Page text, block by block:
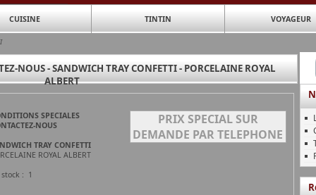
CUISINE TINTIN VOYAGEUR
NOUS - SANDWICH TRAY CONFETTI - PORCELAINE ROYAL
ALBERT
SPECIALES
NOUS
TRAY CONFETTI
ROYAL ALBERT
stock : 1
PRIX SPECIAL SUR
DEMANDE PAR TELEPHONE